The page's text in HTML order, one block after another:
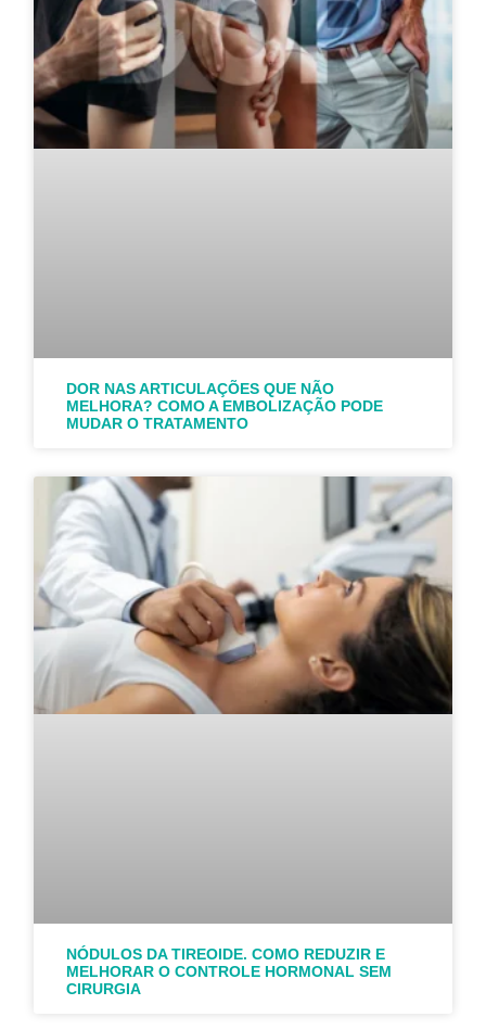
DOR NAS ARTICULAÇÕES QUE NÃO
MELHORA? COMO A EMBOLIZAÇÃO PODE
MUDAR O TRATAMENTO
NÓDULOS DA TIREOIDE. COMO REDUZIR E
MELHORAR O CONTROLE HORMONAL SEM
CIRURGIA